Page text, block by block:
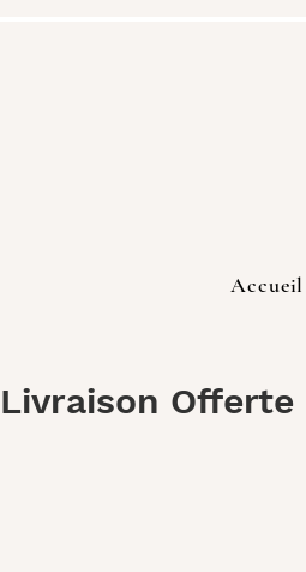
Accueil
Livraison